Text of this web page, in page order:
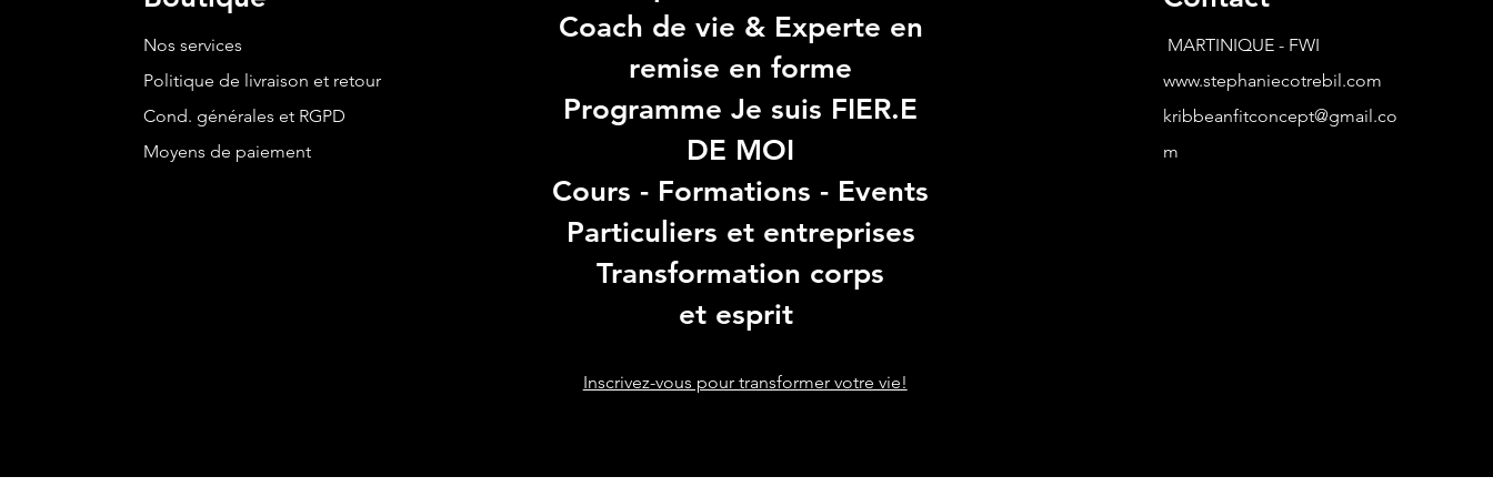
Nos services
Politique de livraison et retour
Cond. générales et RGPD
Moyens de paiement
Coach de vie & Experte en
remise en forme
Programme Je suis FIER.E
DE MOI
Cours - Formations - Events
Particuliers et entreprises
Transformation corps
et esprit
Inscrivez-vous pour transformer votre vie!
MARTINIQUE - FWI
www.stephaniecotrebil.com
kribbeanfitconcept@gmail.co
m